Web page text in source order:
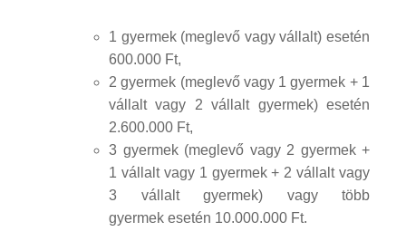
1 gyermek (meglevő vagy vállalt) esetén
600.000 Ft,
2 gyermek (meglevő vagy 1 gyermek + 1
vállalt vagy 2 vállalt gyermek) esetén
2.600.000 Ft,
3 gyermek (meglevő vagy 2 gyermek +
1 vállalt vagy 1 gyermek + 2 vállalt vagy
3 vállalt gyermek) vagy több
gyermek esetén 10.000.000 Ft.